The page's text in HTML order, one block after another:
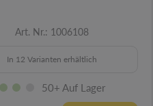
Art. Nr.: 1006108
In 12 Varianten erhältlich
50+ Auf Lager